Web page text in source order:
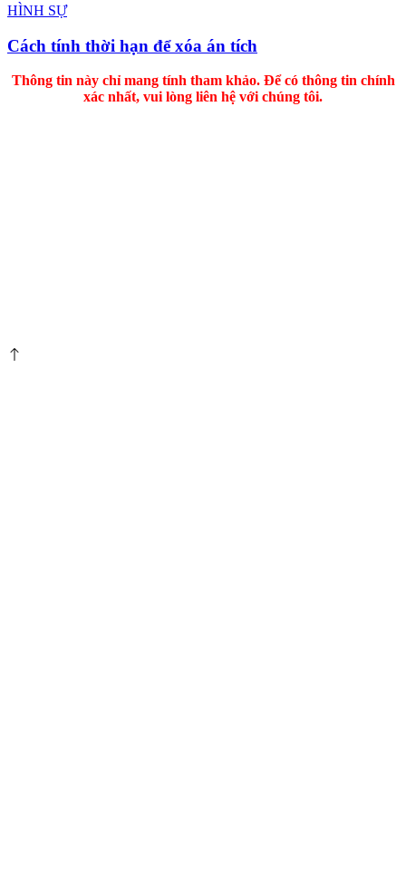
HÌNH SỰ
Cách tính thời hạn để xóa án tích
Thông tin này chỉ mang tính tham khảo. Để có thông tin chính
xác nhất, vui lòng liên hệ với chúng tôi.